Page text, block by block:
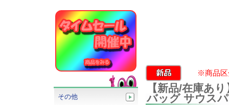
※商品区
【新品/在庫あ
バッグ サウス
その他